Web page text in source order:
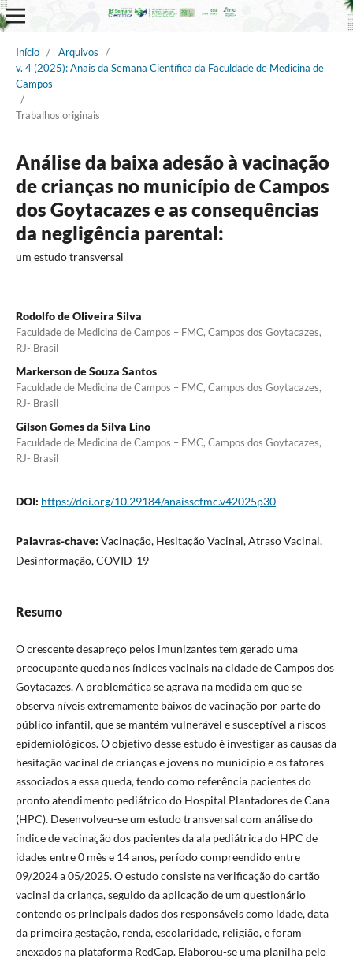
Início / Arquivos
/
v. 4 (2025): Anais da Semana Científica da Faculdade de Medicina de
Campos
/
Trabalhos originais
Análise da baixa adesão à vacinação
de crianças no município de Campos
dos Goytacazes e as consequências
da negligência parental:
um estudo transversal
Rodolfo de Oliveira Silva
Faculdade de Medicina de Campos – FMC, Campos dos Goytacazes,
RJ- Brasil
Markerson de Souza Santos
Faculdade de Medicina de Campos – FMC, Campos dos Goytacazes,
RJ- Brasil
Gilson Gomes da Silva Lino
Faculdade de Medicina de Campos – FMC, Campos dos Goytacazes,
RJ- Brasil
DOI: https://doi.org/10.29184/anaisscfmc.v42025p30
Palavras-chave: Vacinação, Hesitação Vacinal, Atraso Vacinal,
Desinformação, COVID-19
Resumo
O crescente desapreço pelos imunizantes tem gerado uma
preocupante queda nos índices vacinais na cidade de Campos dos
Goytacazes. A problemática se agrava na medida em que se
observa níveis extremamente baixos de vacinação por parte do
público infantil, que se mantém vulnerável e susceptível a riscos
epidemiológicos. O objetivo desse estudo é investigar as causas da
hesitação vacinal de crianças e jovens no município e os fatores
associados a essa queda, tendo como referência pacientes do
pronto atendimento pediátrico do Hospital Plantadores de Cana
(HPC). Desenvolveu-se um estudo transversal com análise do
índice de vacinação dos pacientes da ala pediátrica do HPC de
idades entre 0 mês e 14 anos, período compreendido entre
09/2024 a 05/2025. O estudo consiste na verificação do cartão
vacinal da criança, seguido da aplicação de um questionário
contendo os principais dados dos responsáveis como idade, data
da primeira gestação, renda, escolaridade, religião, e foram
anexados na plataforma RedCap. Elaborou-se uma planilha pelo